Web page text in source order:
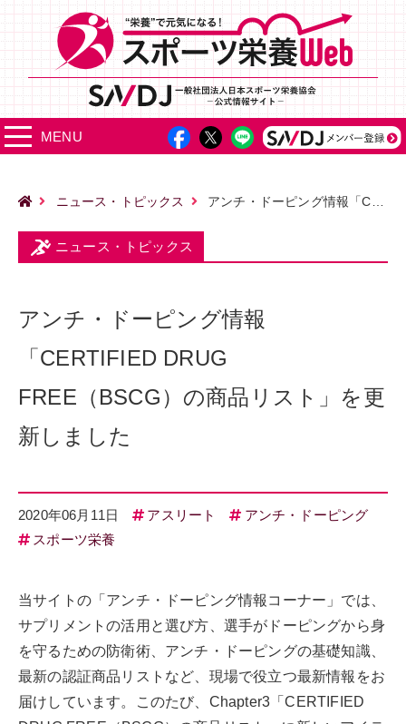
MENU
ニュース・トピックス アンチ・ドーピング情報「CERTIFIED DRUG FREE（BSCG）の商品リスト」を更新しました
ニュース・トピックス
アンチ・ドーピング情報
「CERTIFIED DRUG
FREE（BSCG）の商品リスト」を更
新しました
2020年06月11日 アスリート
アンチ・ドーピング
スポーツ栄養
当サイトの「アンチ・ドーピング情報コーナー」では、
サプリメントの活用と選び方、選手がドーピングから身
を守るための防衛術、アンチ・ドーピングの基礎知識、
最新の認証商品リストなど、現場で役立つ最新情報をお
届けしています。このたび、Chapter3「CERTIFIED